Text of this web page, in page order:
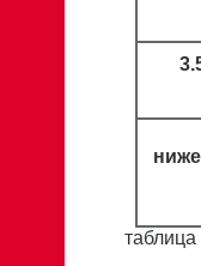
ниже